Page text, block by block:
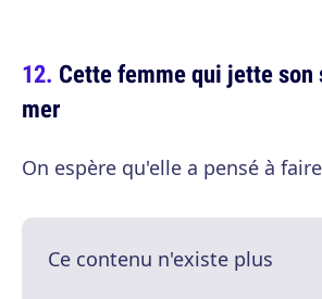
Cette femme qui jette son
mer
On espère qu'elle a pensé à
Ce contenu n'existe plus